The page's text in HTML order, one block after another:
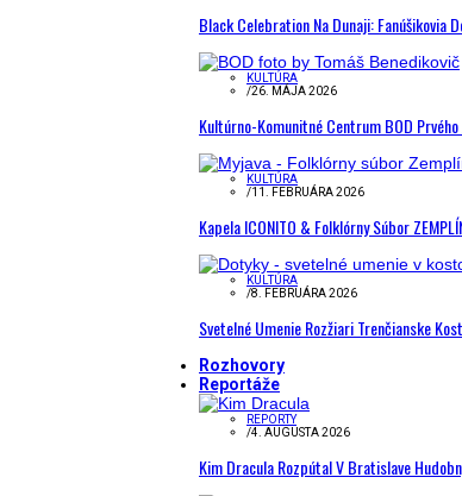
Black Celebration Na Dunaji: Fanúšikovia
KULTÚRA
/26. MÁJA 2026
Kultúrno-Komunitné Centrum BOD
KULTÚRA
/11. FEBRUÁRA 2026
Kapela ICONITO & Folklórny Súbor
KULTÚRA
/8. FEBRUÁRA 2026
Svetelné Umenie Rozžiari Trenčianske
Rozhovory
Reportáže
REPORTY
/4. AUGUSTA 2026
Kim Dracula Rozpútal V Bratislave